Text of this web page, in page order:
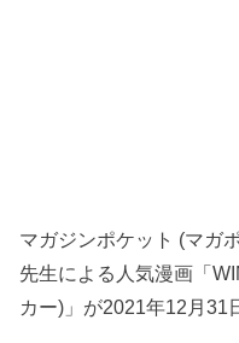
マガジンポケット (マガ
先生による人気漫画「
カー)」が2021年12月31